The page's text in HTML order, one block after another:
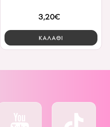
3,20€
ΚΑΛΑΘΙ